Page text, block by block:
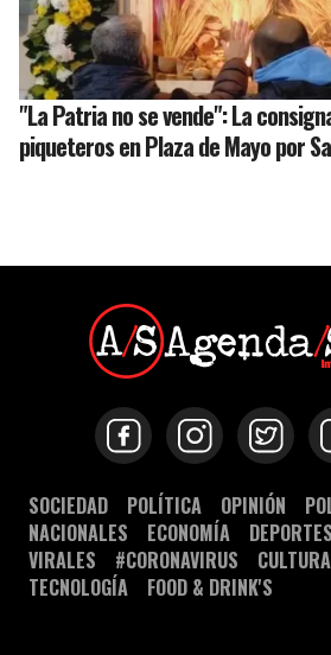
"La Patria no se vende": La
piqueteros en Plaza de Mayo por
SOCIEDAD POLÍTICA OPINIÓN
NACIONALES
ECONOMÍA DEPORTES
VIRALES
#CORONAVIRUS CULTURA
TECNOLOGÍA
FOOD & DRINK'S